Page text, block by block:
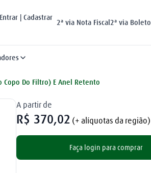
Entrar | Cadastrar
2ª via Nota Fiscal2ª via Boleto
Do Filtro) E Anel Retento
A partir de
R$ 370,02 (+ alíquotas da região)
Faça login para comprar